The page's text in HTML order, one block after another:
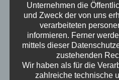
schon "Verwandtinnen"
bleibt nur eins: Die Welt
und alter Gewissheiten,
auflösen – bleibt
Erwachsen – der
Unternehmen die
und Zweck der von uns
verarbeiteten
informieren. Ferner
mittels dieser
zustehenden
Wir haben als für die
zahlreiche technische